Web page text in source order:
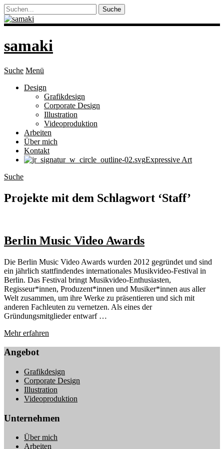
samaki
Suche Menü
Design
Grafikdesign
Corporate Design
Illustration
Videoproduktion
Arbeiten
Über mich
Kontakt
Expressive Art
Suche
Projekte mit dem Schlagwort ‘Staff’
Berlin Music Video Awards
Die Berlin Music Video Awards wurden 2012 gegründet und sind
ein jährlich stattfindendes internationales Musikvideo-Festival in
Berlin. Das Festival bringt Musikvideo-Enthusiasten,
Regisseur*innen, Produzent*innen und Musiker*innen aus aller
Welt zusammen, um ihre Werke zu präsentieren und sich mit
anderen Fachleuten zu vernetzen. Als eines der
Gründungsmitglieder entwarf …
Mehr erfahren
Angebot
Grafikdesign
Corporate Design
Illustration
Videoproduktion
Unternehmen
Über mich
Arbeiten